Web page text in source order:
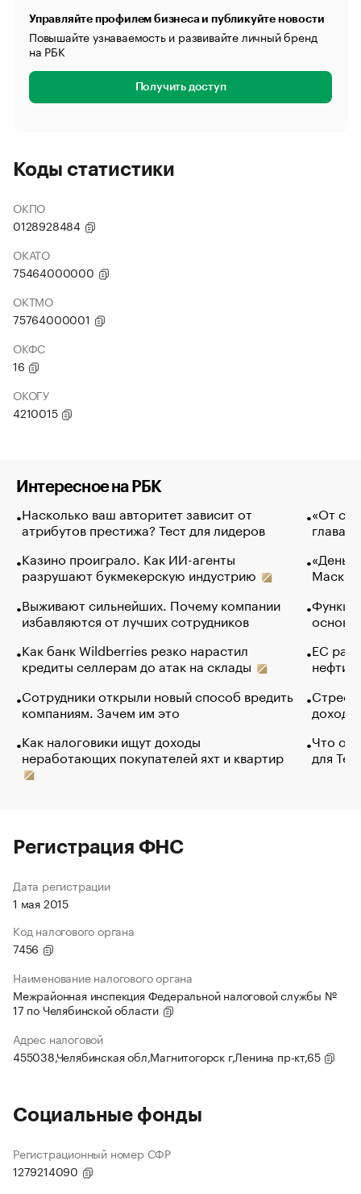
Управляйте профилем бизнеса и публикуйте новости
Повышайте узнаваемость и развивайте личный бренд
на РБК
Получить доступ
Коды статистики
ОКПО
0128928484
ОКАТО
75464000000
ОКТМО
75764000001
ОКФС
16
ОКОГУ
4210015
Интересное на РБК
Насколько ваш авторитет зависит от
атрибутов престижа? Тест для лидеров
Казино проиграло. Как ИИ-агенты
разрушают букмекерскую индустрию
Выживают сильнейших. Почему компании
избавляются от лучших сотрудников
Как банк Wildberries резко нарастил
кредиты селлерам до атак на склады
Сотрудники открыли новый способ вредить
компаниям. Зачем им это
Как налоговики ищут доходы
неработающих покупателей яхт и квартир
«От
глава
Маск в
основ
ЕС
нефти
Что
для
Регистрация ФНС
Дата регистрации
1 мая 2015
Код налогового органа
7456
Наименование налогового органа
Межрайонная инспекция Федеральной налоговой службы №
17 по Челябинской области
Адрес налоговой
455038,Челябинская обл,Магнитогорск г,Ленина пр-кт,65
Социальные фонды
Регистрационный номер СФР
1279214090